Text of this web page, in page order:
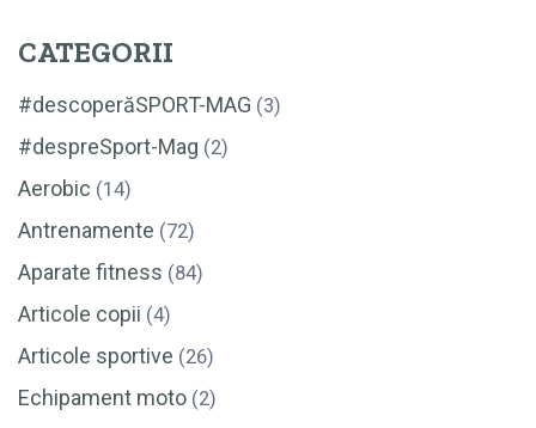
CATEGORII
#descoperăSPORT-MAG (3)
#despreSport-Mag (2)
Aerobic (14)
Antrenamente (72)
Aparate fitness (84)
Articole copii (4)
Articole sportive (26)
Echipament moto (2)